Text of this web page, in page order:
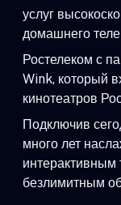
услуг
домашнего
Ростелеком с
Wink, который
кинотеатров
Подключив
много лет
интерактивным
безлимитным